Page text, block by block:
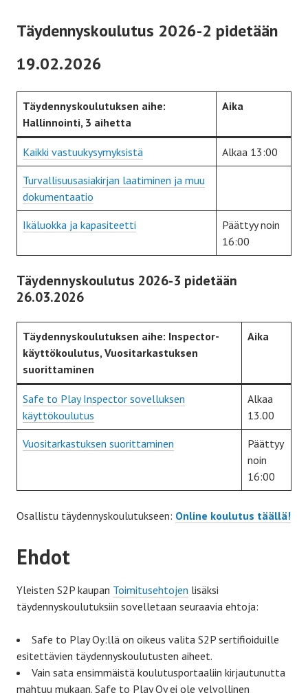
Täydennyskoulutus 2026-2 pidetään
19.02.2026
Täydennyskoulutuksen aihe:
Hallinnointi, 3 aihetta
Aika
Kaikki vastuukysymyksistä Alkaa 13:00
Turvallisuusasiakirjan laatiminen ja muu
dokumentaatio
Ikäluokka ja kapasiteetti
Päättyy noin
16:00
Täydennyskoulutus 2026-3 pidetään
26.03.2026
Täydennyskoulutuksen aihe: Inspector-
käyttökoulutus, Vuositarkastuksen
suorittaminen
Aika
Safe to Play Inspector sovelluksen
käyttökoulutus
Alkaa
13.00
Vuositarkastuksen suorittaminen
Päättyy
noin
16:00
Osallistu täydennyskoulutukseen: Online koulutus täällä!
Ehdot
Yleisten S2P kaupan Toimitusehtojen lisäksi
täydennyskoulutuksiin sovelletaan seuraavia ehtoja:
Safe to Play Oy:llä on oikeus valita S2P sertifioiduille
esitettävien täydennyskoulutusten aiheet.
Vain sata ensimmäistä koulutusportaaliin kirjautunutta
mahtuu mukaan. Safe to Play Oy ei ole velvollinen